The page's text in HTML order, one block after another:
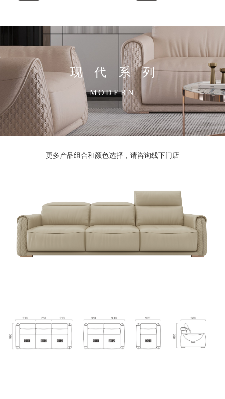
现代系列
MODERN
更多产品组合和颜色选择，请咨询线下门店